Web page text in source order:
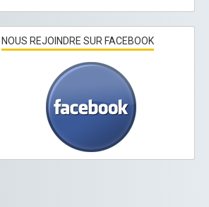
NOUS REJOINDRE SUR FACEBOOK